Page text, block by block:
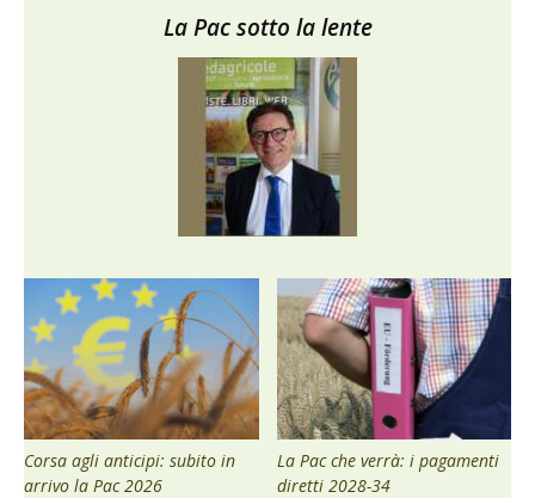
La Pac sotto la lente
Corsa agli anticipi: subito in
arrivo la Pac 2026
La Pac che verrà: i pagamenti
diretti 2028-34